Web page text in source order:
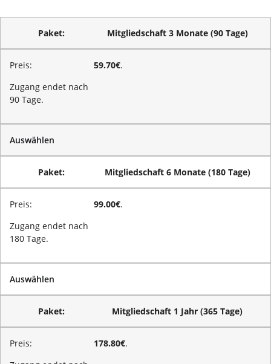
Mitgliedschaft 3 Monate (90 Tage)
59.70€.
Zugang endet nach
90 Tage.
Auswählen
Mitgliedschaft 6 Monate (180 Tage)
99.00€.
Zugang endet nach
180 Tage.
Auswählen
Mitgliedschaft 1 Jahr (365 Tage)
178.80€.